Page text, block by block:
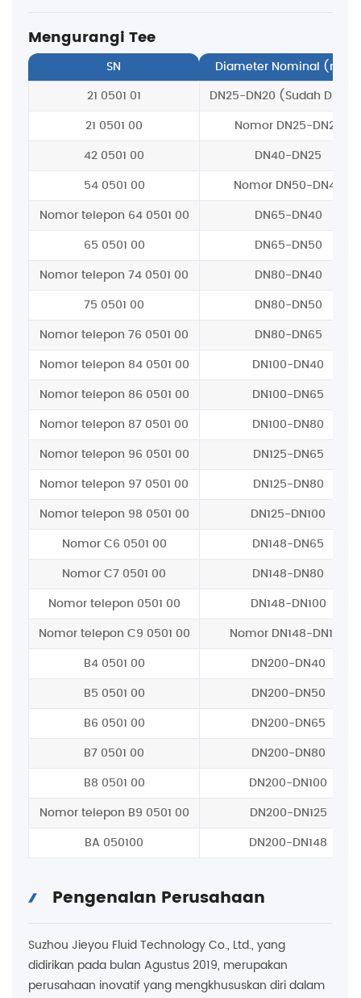
Mengurangi Tee
SN Diameter Nominal (mm)
21 0501 01 DN25-DN20 (Sudah
21 0501 00 Nomor DN25-DN20
42 0501 00 DN40-DN25
54 0501 00 Nomor DN50-DN40
Nomor telepon 64 0501 00 DN65-DN40
65 0501 00 DN65-DN50
Nomor telepon 74 0501 00 DN80-DN40
75 0501 00 DN80-DN50
Nomor telepon 76 0501 00 DN80-DN65
Nomor telepon 84 0501 00 DN100-DN40
Nomor telepon 86 0501 00 DN100-DN65
Nomor telepon 87 0501 00 DN100-DN80
Nomor telepon 96 0501 00 DN125-DN65
Nomor telepon 97 0501 00 DN125-DN80
Nomor telepon 98 0501 00 DN125-DN100
Nomor C6 0501 00 DN148-DN65
Nomor C7 0501 00 DN148-DN80
Nomor telepon 0501 00 DN148-DN100
Nomor telepon C9 0501 00 Nomor DN148-DN125
B4 0501 00 DN200-DN40
B5 0501 00 DN200-DN50
B6 0501 00 DN200-DN65
B7 0501 00 DN200-DN80
B8 0501 00 DN200-DN100
Nomor telepon B9 0501 00 DN200-DN125
BA 050100 DN200-DN148
Pengenalan Perusahaan
Suzhou Jieyou Fluid Technology Co., Ltd., yang
didirikan pada bulan Agustus 2019, merupakan
perusahaan inovatif yang mengkhususkan diri dalam